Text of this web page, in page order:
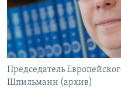
Հայերեն
English
Русский
Председатель
Шпильманн (архив)